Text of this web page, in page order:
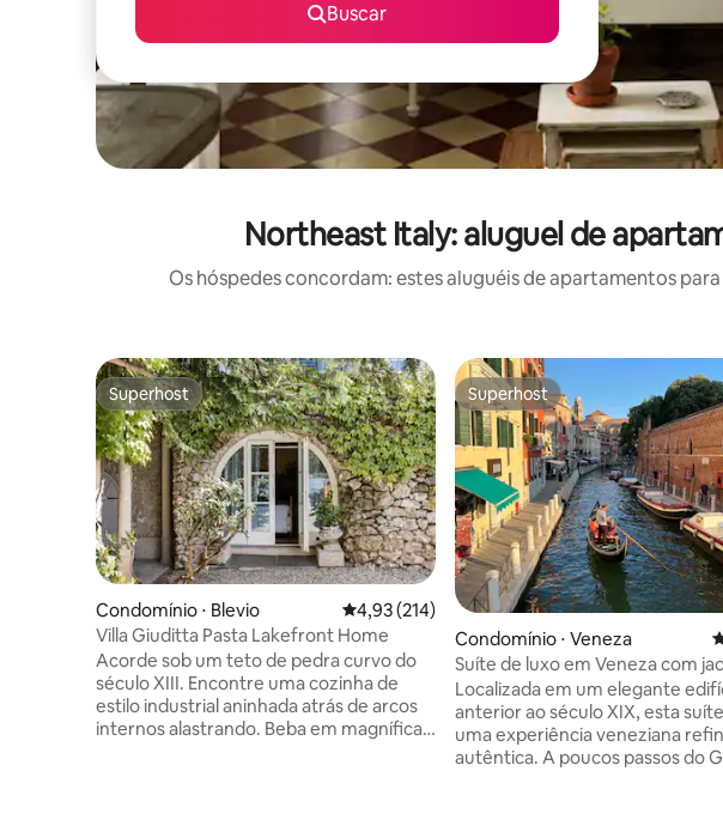
Buscar
Northeast Italy: aluguel de
Os hóspedes concordam: estes aluguéis de apartamentos
Superhost
Superhost
Condomínio ⋅ Blevio 4,93 de uma avaliação média de 5, 214
4,93 (214)
Villa Giuditta Pasta Lakefront Home
Acorde sob um teto de pedra curvo do
século XIII. Encontre uma cozinha de
estilo industrial aninhada atrás de arcos
internos alastrando. Beba em magníficas
Superhost
Superhost
Condomínio ⋅ Veneza
Suíte de luxo em Veneza com
privativo e design
Localizada em um elegante
anterior ao século XIX, esta
uma experiência veneziana
autêntica. A poucos passos do